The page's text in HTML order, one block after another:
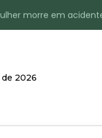
morre em
o jovem
2026